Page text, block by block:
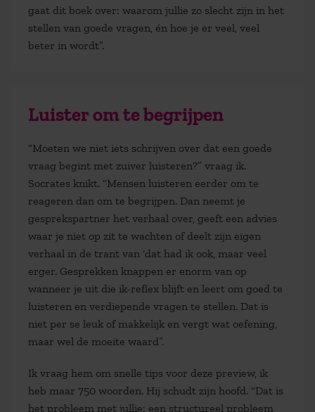
gaat dit boek over: waarom jullie zo slecht zijn in het
stellen van goede vragen, én hoe je er veel, veel
beter in wordt”.
Luister om te begrijpen
“Moeten we niet iets schrijven over dat een goede
vraag begint met zuiver luisteren?” vraag ik.
Socrates knikt. “Mensen luisteren eerder om te
reageren dan om te begrijpen. Dan neemt je
gesprekspartner het verhaal over, geeft een advies
waar je niet op zit te wachten of deelt zijn eigen
verhaal in de trant van ‘dat had ik ook, maar veel
erger. Gesprekken knappen er enorm van op
wanneer je uit die ik-reflex blijft en leert om goed te
luisteren en verdiepende vragen te stellen. Dat is
niet per se leuk of makkelijk en vergt wat oefening,
maar wel de moeite waard”.
Ik vraag hem om snelle tips voor deze preview, ik
heb maar 750 woorden. Hij schudt zijn hoofd. “Dat is
het probleem met jullie: een structureel probleem